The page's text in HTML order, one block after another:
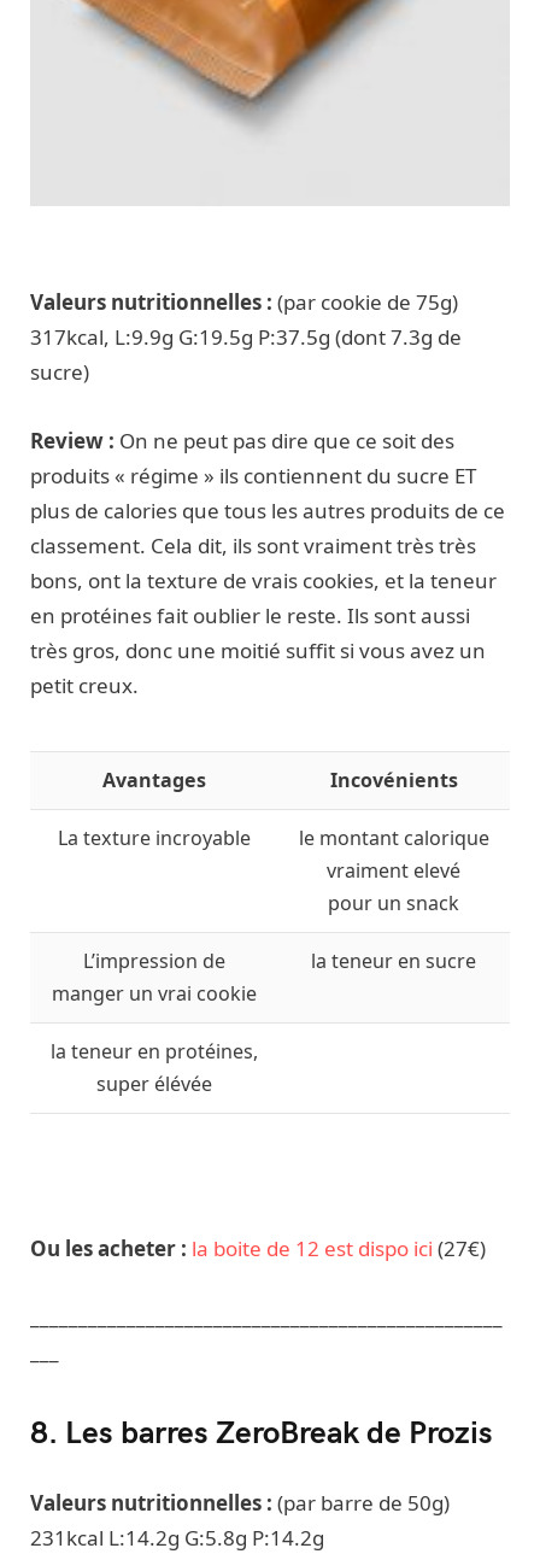
Valeurs nutritionnelles : (par cookie de 75g)
317kcal, L:9.9g G:19.5g P:37.5g (dont 7.3g de
sucre)
Review : On ne peut pas dire que ce soit des
produits « régime » ils contiennent du sucre ET
plus de calories que tous les autres produits de ce
classement. Cela dit, ils sont vraiment très très
bons, ont la texture de vrais cookies, et la teneur
en protéines fait oublier le reste. Ils sont aussi
très gros, donc une moitié suffit si vous avez un
petit creux.
Avantages Incovénients
La texture incroyable
le montant calorique
vraiment elevé
pour un snack
L’impression de
manger un vrai cookie
la teneur en sucre
la teneur en protéines,
super élévée
Ou les acheter : la boite de 12 est dispo ici (27€)
8. Les barres ZeroBreak de Prozis
Valeurs nutritionnelles : (par barre de 50g)
231 kcal L:14.2g G:5.8g P:14.2g